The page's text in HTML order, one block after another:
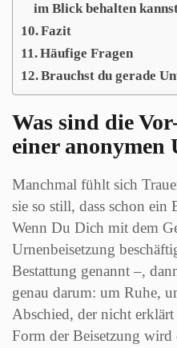
im Blick behalten
Fazit
Häufige Fragen
Brauchst du gerade
Was sind die
einer anonymen
Manchmal fühlt sich
sie so still, dass schon
Wenn Du Dich mit dem
Urnenbeisetzung
Bestattung genannt –,
genau darum: um Ruhe,
Abschied, der nicht
Form der Beisetzung